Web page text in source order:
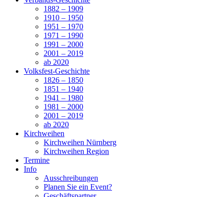
1882 – 1909
1910 – 1950
1951 – 1970
1971 – 1990
1991 – 2000
2001 – 2019
ab 2020
Volksfest-Geschichte
1826 – 1850
1851 – 1940
1941 – 1980
1981 – 2000
2001 – 2019
ab 2020
Kirchweihen
Kirchweihen Nürnberg
Kirchweihen Region
Termine
Info
Ausschreibungen
Planen Sie ein Event?